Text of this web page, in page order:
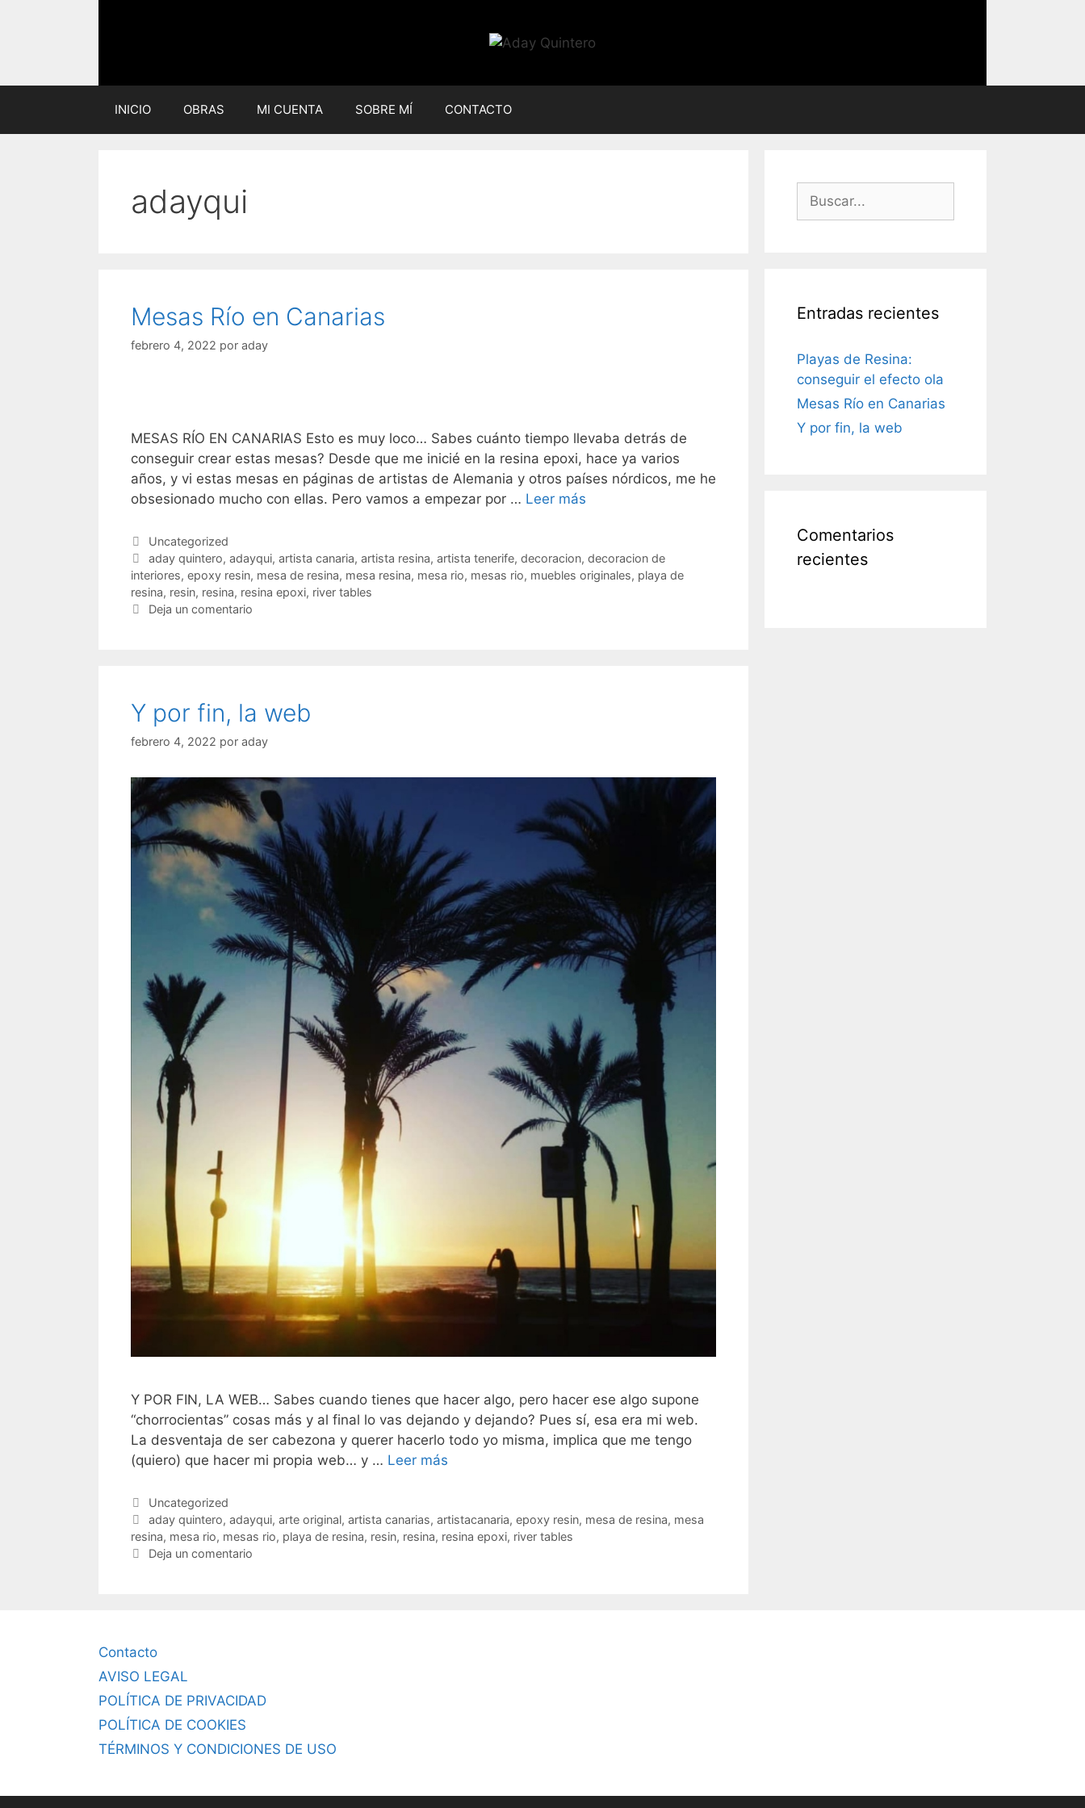
INICIO OBRAS MI CUENTA SOBRE MÍ CONTACTO
adayqui
Mesas Río en Canarias
febrero 4, 2022 por aday
MESAS RÍO EN CANARIAS Esto es muy loco… Sabes cuánto tiempo llevaba detrás de
conseguir crear estas mesas? Desde que me inicié en la resina epoxi, hace ya varios
años, y vi estas mesas en páginas de artistas de Alemania y otros países nórdicos, me he
obsesionado mucho con ellas. Pero vamos a empezar por … Leer más
Categorías
Uncategorized
Etiquetas
aday quintero, adayqui, artista canaria, artista resina, artista tenerife, decoracion, decoracion de
interiores, epoxy resin, mesa de resina, mesa resina, mesa rio, mesas rio, muebles originales, playa de
resina, resin, resina, resina epoxi, river tables
Deja un comentario
Y por fin, la web
febrero 4, 2022 por aday
Y POR FIN, LA WEB… Sabes cuando tienes que hacer algo, pero hacer ese algo supone
“chorrocientas” cosas más y al final lo vas dejando y dejando? Pues sí, esa era mi web.
La desventaja de ser cabezona y querer hacerlo todo yo misma, implica que me tengo
(quiero) que hacer mi propia web… y … Leer más
Categorías
Uncategorized
Etiquetas
aday quintero, adayqui, arte original, artista canarias, artistacanaria, epoxy resin, mesa de resina, mesa
resina, mesa rio, mesas rio, playa de resina, resin, resina, resina epoxi, river tables
Deja un comentario
Entradas recientes
Playas de Resina:
conseguir el efecto ola
Mesas Río en Canarias
Y por fin, la web
Comentarios
recientes
Contacto
AVISO LEGAL
POLÍTICA DE PRIVACIDAD
POLÍTICA DE COOKIES
TÉRMINOS Y CONDICIONES DE USO